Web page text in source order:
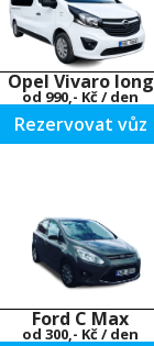
Opel Vivaro long
od 990,- Kč/ den
Rezervovat vůz
Ford C Max
od 300,- Kč/ den